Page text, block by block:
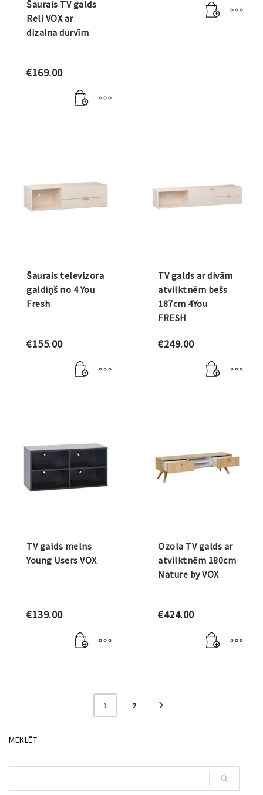
Šaurais TV galds
Reli VOX ar
dizaina durvīm
€169.00
Šaurais televizora
galdiņš no 4 You
Fresh
€155.00
TV galds ar divām
atvilktnēm bešs
187cm 4You
FRESH
€249.00
TV galds melns
Young Users VOX
€139.00
Ozola TV galds ar
atvilktnēm 180cm
Nature by VOX
€424.00
1 2
MEKLĒT